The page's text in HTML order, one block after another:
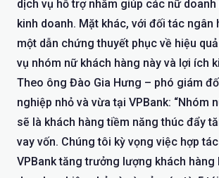
dịch vụ hỗ trợ nhằm giúp các nữ
kinh doanh. Mặt khác, với đối tác ngân
một dẫn chứng thuyết phục về hiệu
vụ nhóm nữ khách hàng này và lợi ích
Theo ông Đào Gia Hưng – phó giám
nghiệp nhỏ và vừa tại VPBank: “Nhóm
sẽ là khách hàng tiềm năng thúc đẩy
vay vốn. Chúng tôi kỳ vọng việc hợp
VPBank tăng trưởng lượng khách hàng